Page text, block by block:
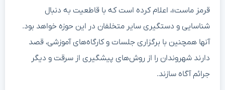
قرمز ماست»، اعلام کرده است که با قاطعیت به دنبال
شناسایی و دستگیری سایر متخلفان در این حوزه خواهد بود.
آنها همچنین با برگزاری جلسات و کارگاه‌های آموزشی، قصد
دارند شهروندان را از روش‌های پیشگیری از سرقت و دیگر
جرائم آگاه سازند.